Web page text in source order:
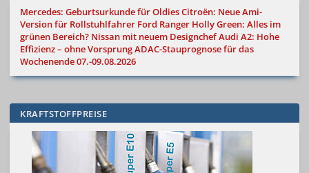
Mercedes: Geburtsurkunde für OldiesCitroën: Neue Ami-
Version für Rollstuhlfahrer Ford Ranger Holly Green: Alles im
grünen Bereich? Nissan mit neuem DesignchefAudi A2: Hohe
Effizienz – ohne VorsprungADAC-Stauprognose für das
Wochenende 07.-09.08.2026
KRAFTSTOFFPREISE